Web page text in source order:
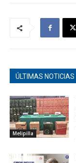
ÚLTIMAS NOTICIAS
Melipilla